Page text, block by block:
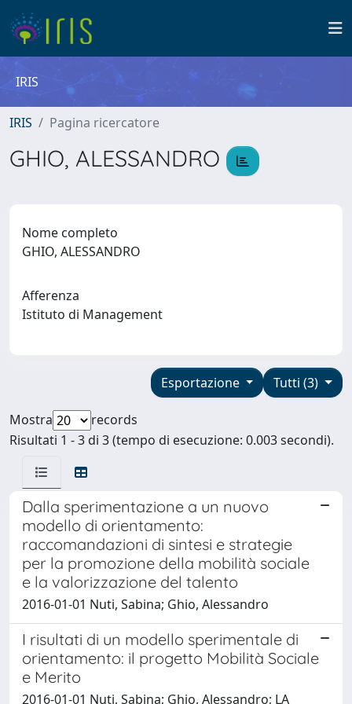
IRIS
IRIS Pagina ricercatore
GHIO, ALESSANDRO
Nome completo
GHIO, ALESSANDRO
Afferenza
Istituto di Management
Tutti (3)
Esportazione
Mostra
records
Risultati 1 - 3 di 3 (tempo di esecuzione: 0.003 secondi).
Dalla sperimentazione a un nuovo
modello di orientamento:
raccomandazioni di sintesi e strategie
per la promozione della mobilità sociale
e la valorizzazione del talento
2016-01-01 Nuti, Sabina; Ghio, Alessandro
I risultati di un modello sperimentale di
orientamento: il progetto Mobilità Sociale
e Merito
2016-01-01 Nuti, Sabina; Ghio, Alessandro; LA